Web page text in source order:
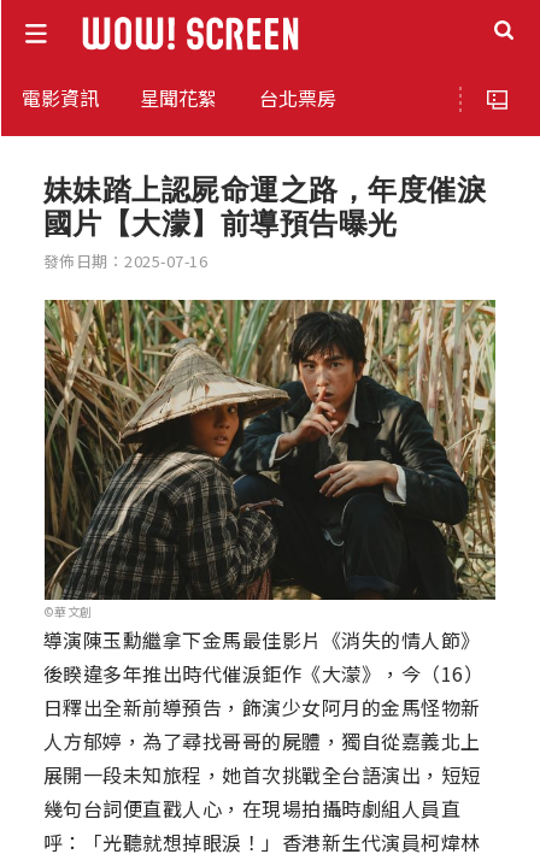
電影資訊 星聞花絮 台北票房
妹妹踏上認屍命運之路，年度催淚
國片【大濛】前導預告曝光
發佈日期：2025-07-16
©華文創
導演陳玉勳繼拿下金馬最佳影片《消失的情人節》
後睽違多年推出時代催淚鉅作《大濛》，今（16）
日釋出全新前導預告，飾演少女阿月的金馬怪物新
人方郁婷，為了尋找哥哥的屍體，獨自從嘉義北上
展開一段未知旅程，她首次挑戰全台語演出，短短
幾句台詞便直戳人心，在現場拍攝時劇組人員直
呼：「光聽就想掉眼淚！」香港新生代演員柯煒林